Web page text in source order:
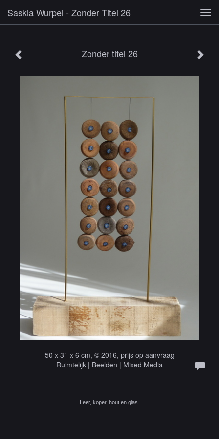
Saskia Wurpel - Zonder Titel 26
Zonder titel 26
50 x 31 x 6 cm, © 2016, prijs op aanvraag
Ruimtelijk | Beelden | Mixed Media
Leer, koper, hout en glas.